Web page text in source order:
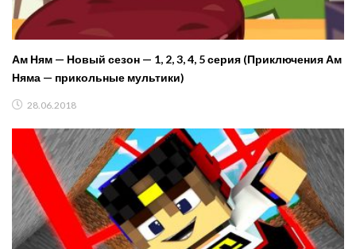
Ам Ням — Новый сезон — 1, 2, 3, 4, 5 серия (Приключения Ам
Няма — прикольные мультики)
28.06.2018